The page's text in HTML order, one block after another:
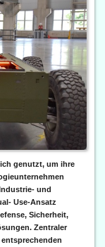
genutzt, um ihre
und
Use-Ansatz
Sicherheit,
Zentraler